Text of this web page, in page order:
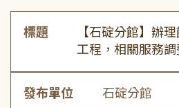
標題
【石碇分館】辦
工程，相關服務調
發布單位 石碇分館